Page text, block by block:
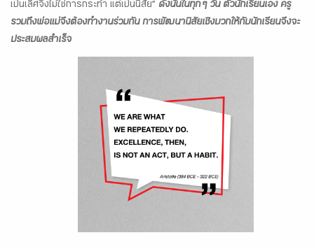
เป็นเลิศจึงไม่ใช่การกระทำ แต่เป็นนิสัย” ดังนั้นในทุก ๆ วัน ตัวนักเรียนเอง ครู
รวมถึงพ่อแม่จึงต้องทำงานร่วมกัน การพัฒนานิสัยเชิงบวกให้กับนักเรียนจึงจะ
ประสบผลสำเร็จ